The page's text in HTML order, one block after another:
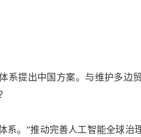
提出中国方案。与维护多边
。”推动完善人工智能全球治